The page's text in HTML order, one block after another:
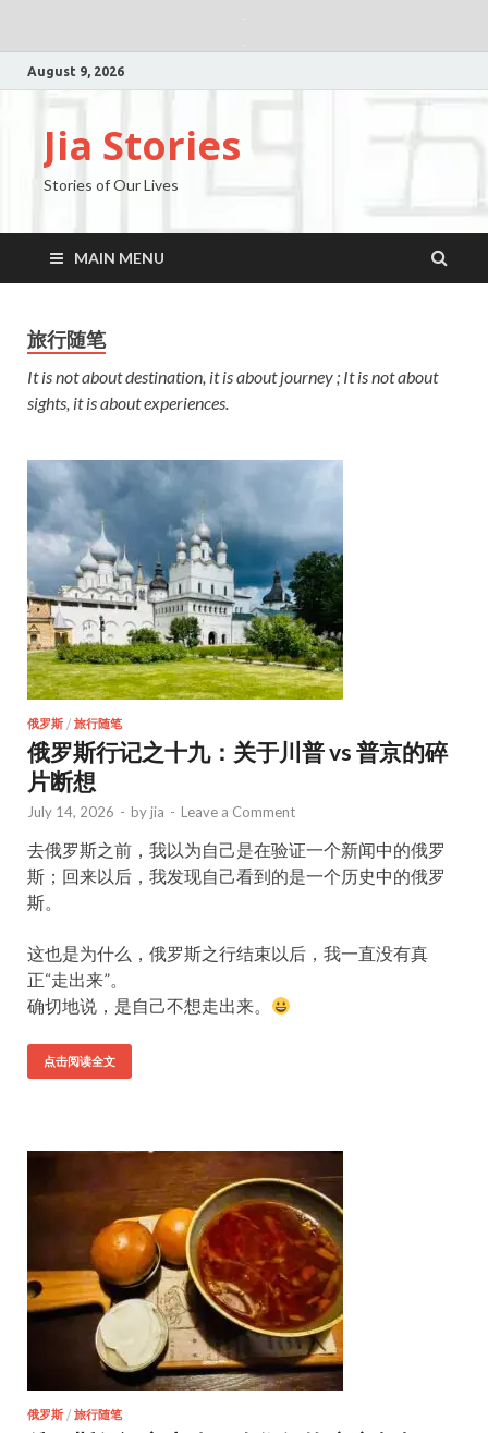
August 9, 2026
Jia Stories
Stories of Our Lives
MAIN MENU
旅行随笔
It is not about destination, it is about journey ; It is not about
sights, it is about experiences.
俄罗斯 / 旅行随笔
俄罗斯行记之十九：关于川普 vs 普京的碎
片断想
July 14, 2026 - by jia - Leave a Comment
去俄罗斯之前，我以为自己是在验证一个新闻中的俄罗
斯；回来以后，我发现自己看到的是一个历史中的俄罗
斯。
这也是为什么，俄罗斯之行结束以后，我一直没有真
正“走出来”。
确切地说，是自己不想走出来。
点击阅读全文
俄罗斯 / 旅行随笔